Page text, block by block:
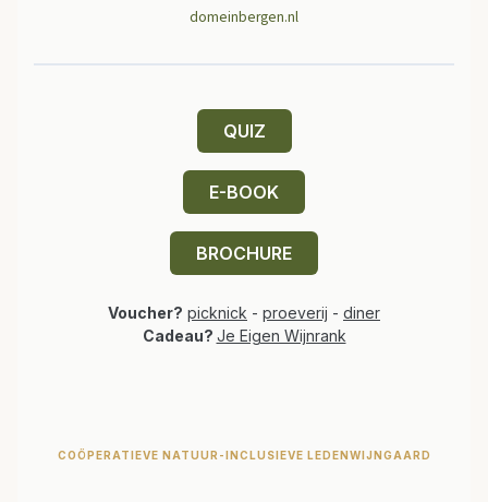
domeinbergen.nl
QUIZ
E-BOOK
BROCHURE
Voucher? picknick - proeverij - diner
Cadeau? Je Eigen Wijnrank
COÖPERATIEVE NATUUR-INCLUSIEVE LEDENWIJNGAARD